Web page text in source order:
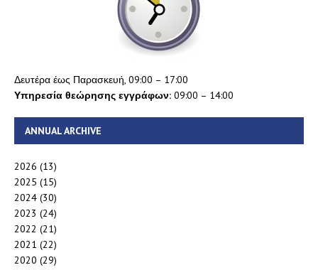
Δευτέρα έως Παρασκευή, 09:00 – 17:00
Υπηρεσία θεώρησης εγγράφων: 09:00 – 14:00
ANNUAL ARCHIVE
2026 (13)
2025 (15)
2024 (30)
2023 (24)
2022 (21)
2021 (22)
2020 (29)